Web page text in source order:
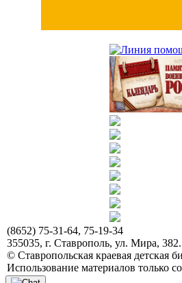
(8652) 75-31-64, 75-19-34
355035, г. Ставрополь, ул. Мира, 382.
© Ставропольская краевая
Использование материалов только